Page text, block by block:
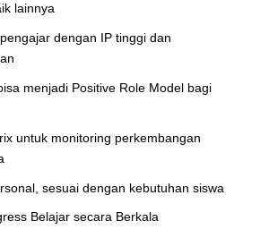
lainnya
dengan IP tinggi dan
menjadi Positive Role Model bagi
untuk monitoring perkembangan
sesuai dengan kebutuhan siswa
Belajar secara Berkala